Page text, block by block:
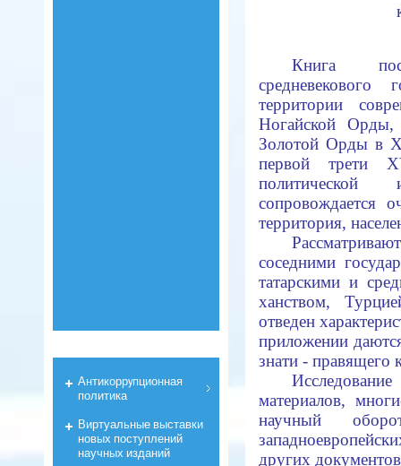
Книга
средневекового
территории
Ногайской Орды,
Золотой Орды в
первой трети
политической
сопровождается
территория,
соседними
татарскими и
ханством,
отведен
приложении
знати - правящего
материалов,
научный
других документов
Антикоррyпционная
политика
Виртуальные выставки
новых поступлений
научных изданий